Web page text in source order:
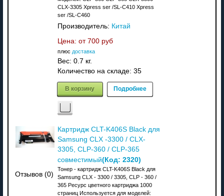
CLX-3305 Xpress ser /SL-C410 Xpress
ser /SL-C460
Производитель: Китай
Цена: от 700 руб
плюс доставка
Вес: 0.7 кг.
Количество на складе: 35
В корзину Подробнее
Отзывов (0)
Картридж CLT-K406S Black для
Samsung CLX -3300 / CLX-
3305, CLP-360 / CLP-365
совместимый(Код: 2320)
Тонер - картридж CLT-K406S Black для
Samsung CLX - 3300 / 3305, CLP - 360 /
365 Ресурс цветного картриджа 1000
страниц Используется для моделей: